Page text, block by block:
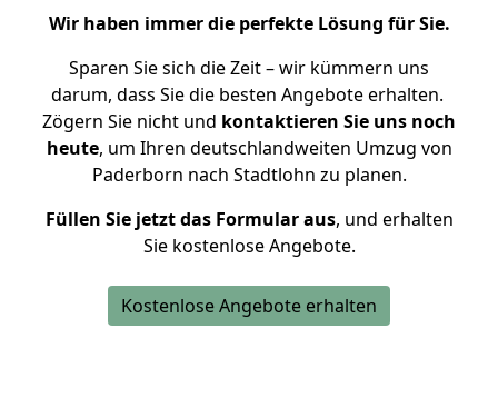
Wir haben immer die perfekte Lösung für Sie.
Sparen Sie sich die Zeit – wir kümmern uns
darum, dass Sie die besten Angebote erhalten.
Zögern Sie nicht und kontaktieren Sie uns noch
heute, um Ihren deutschlandweiten Umzug von
Paderborn nach Stadtlohn zu planen.
Füllen Sie jetzt das Formular aus, und erhalten
Sie kostenlose Angebote.
Kostenlose Angebote erhalten